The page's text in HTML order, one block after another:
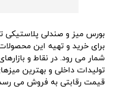
بورس میز و صندلی پلاستیکی
برای خرید و تهیه این
شمار می رود. در نقاط و
تولیدات داخلی و بهترین
قیمت رقابتی به فروش می